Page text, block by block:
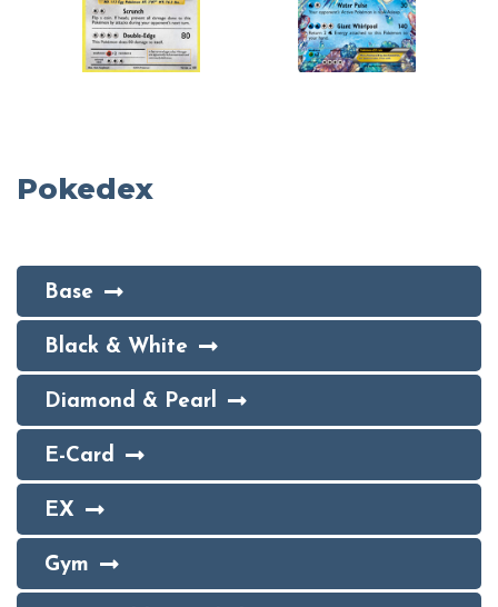
Pokedex
Base
Black & White
Diamond & Pearl
E-Card
EX
Gym